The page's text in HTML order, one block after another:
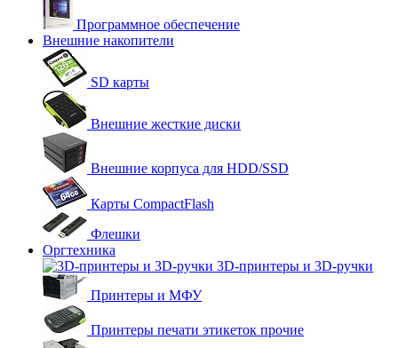
Программное обеспечение
Внешние накопители
SD карты
Внешние жесткие диски
Внешние корпуса для HDD/SSD
Карты CompactFlash
Флешки
Оргтехника
3D-принтеры и 3D-ручки
Принтеры и МФУ
Принтеры печати этикеток прочие